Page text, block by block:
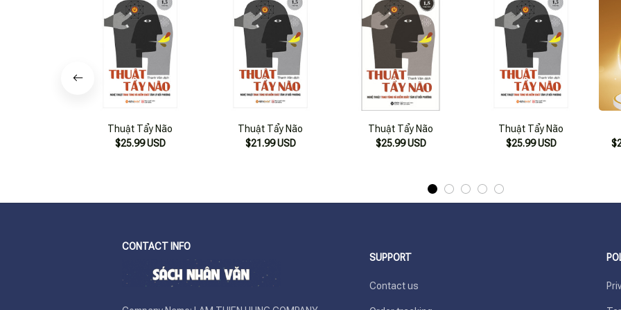
Thuật Tẩy Não
$25.99 USD
Thuật Tẩy Não
$21.99 USD
Thuật Tẩy Não
$25.99 USD
Thuật Tẩy Não
$25.99 USD
CONTACT INFO
SUPPORT
Contact us